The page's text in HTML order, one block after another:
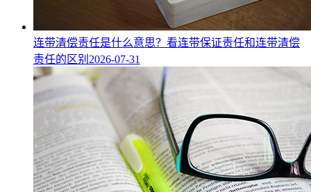
连带清偿责任是什么意思？看连带保证责任和连带清偿
责任的区别 2026-07-31